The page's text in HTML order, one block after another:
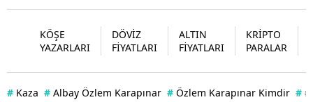
Bartın
Ardahan
KÖŞE
YAZARLARI
DÖVİZ
FİYATLARI
ALTIN
FİYATLARI
KRİPTO
PARALAR
# Kaza # Albay Özlem Karapınar # Özlem Karapınar Kimdir #